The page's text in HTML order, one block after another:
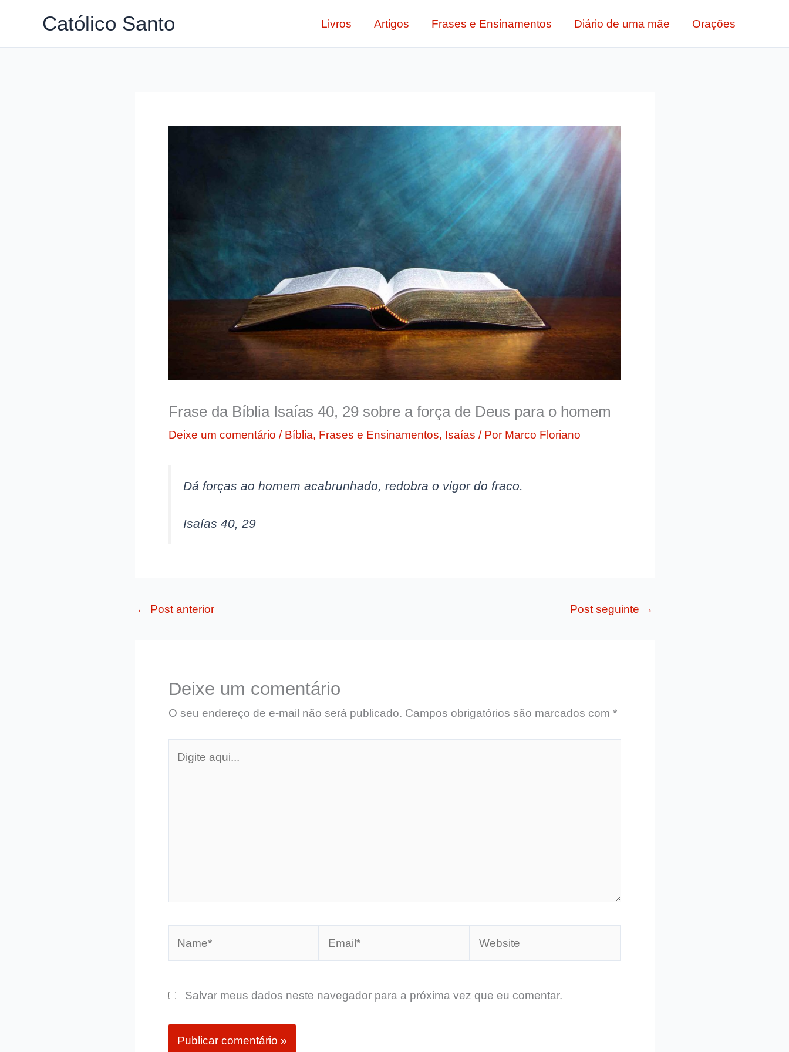
o
Católico Santo Livros Artigos Frases e Ensinamentos Diário de uma mãe Orações
Frase da Bíblia Isaías 40, 29 sobre a força de Deus para o homem
Deixe um comentário / Bíblia, Frases e Ensinamentos, Isaías / Por Marco Floriano
Dá forças ao homem acabrunhado, redobra o vigor do fraco.
Isaías 40, 29
← Post anterior Post seguinte →
Deixe um comentário
O seu endereço de e-mail não será publicado. Campos obrigatórios são marcados com *
aqui...
Salvar meus dados neste navegador para a próxima vez que eu comentar.